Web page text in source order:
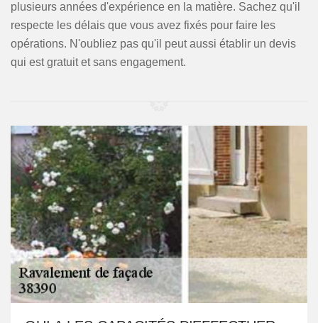
plusieurs années d'expérience en la matière. Sachez qu'il
respecte les délais que vous avez fixés pour faire les
opérations. N'oubliez pas qu'il peut aussi établir un devis
qui est gratuit et sans engagement.